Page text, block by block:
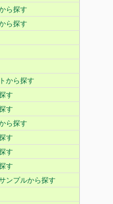
ら探す
ら探す
から探す
す
す
ら探す
す
す
す
ンプルから探す